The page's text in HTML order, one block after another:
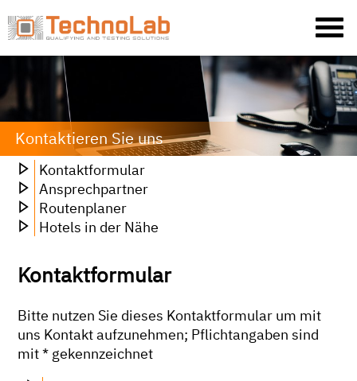
Kontaktieren Sie uns
Kontaktformular
Ansprechpartner
Routenplaner
Hotels in der Nähe
Kontaktformular
Bitte nutzen Sie dieses Kontaktformular um mit
uns Kontakt aufzunehmen; Pflichtangaben sind
mit * gekennzeichnet